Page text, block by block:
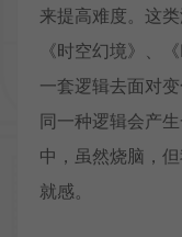
来提高难度。这
《时空幻境》、
一套逻辑去面对
同一种逻辑会产
中，虽然烧脑，
就感。